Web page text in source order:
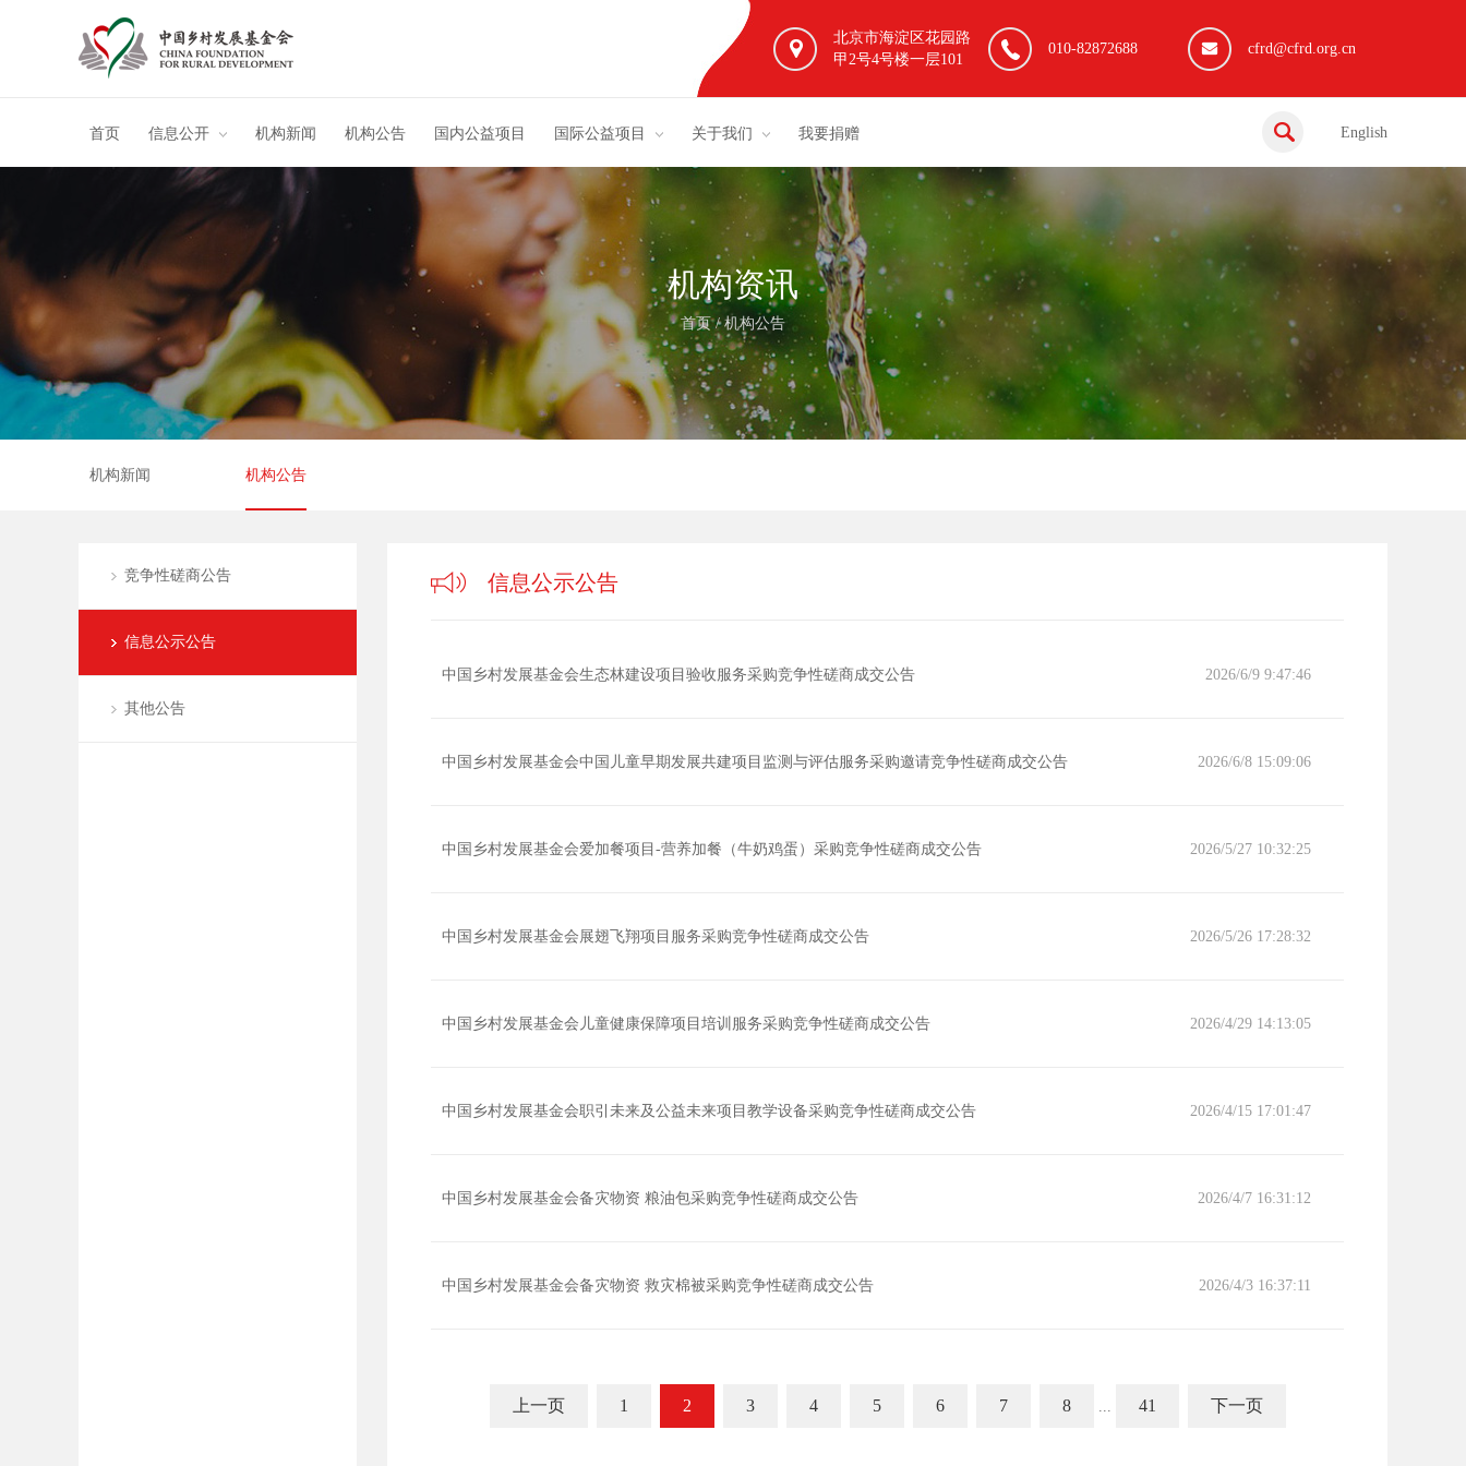
北京市海淀区花园路
甲2号4号楼一层101
010-82872688 cfrd@cfrd.org.cn
首页 信息公开 机构新闻 机构公告 国内公益项目 国际公益项目 关于我们 我要捐赠 English
机构资讯
首页/机构公告
机构新闻 机构公告
竞争性磋商公告
信息公示公告
其他公告
信息公示公告
中国乡村发展基金会生态林建设项目验收服务采购竞争性磋商成交公告 2026/6/9 9:47:46
中国乡村发展基金会中国儿童早期发展共建项目监测与评估服务采购邀请竞争性磋商成交公告 2026/6/8 15:09:06
中国乡村发展基金会爱加餐项目-营养加餐（牛奶鸡蛋）采购竞争性磋商成交公告 2026/5/27 10:32:25
中国乡村发展基金会展翅飞翔项目服务采购竞争性磋商成交公告 2026/5/26 17:28:32
中国乡村发展基金会儿童健康保障项目培训服务采购竞争性磋商成交公告 2026/4/29 14:13:05
中国乡村发展基金会职引未来及公益未来项目教学设备采购竞争性磋商成交公告 2026/4/15 17:01:47
中国乡村发展基金会备灾物资 粮油包采购竞争性磋商成交公告 2026/4/7 16:31:12
中国乡村发展基金会备灾物资 救灾棉被采购竞争性磋商成交公告 2026/4/3 16:37:11
上一页 1 2 3 4 5 6 7 8 ... 41 下一页